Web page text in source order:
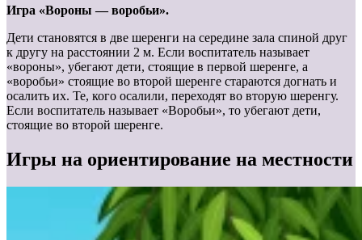
Игра «Вороны — воробьи».
Дети становятся в две шеренги на середине зала спиной друг
к другу на расстоянии 2 м. Если воспитатель называет
«вороны», убегают дети, стоящие в первой шеренге, а
«воробьи» стоящие во второй шеренге стараются догнать и
осалить их. Те, кого осалили, переходят во вторую шеренгу.
Если воспитатель называет «Воробьи», то убегают дети,
стоящие во второй шеренге.
Игры на ориентирование на местности